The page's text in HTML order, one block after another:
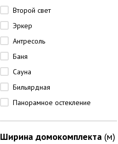
Второй свет
Эркер
Антресоль
Баня
Сауна
Бильярдная
Панорамное остекление
Ширина домокомплекта(м)